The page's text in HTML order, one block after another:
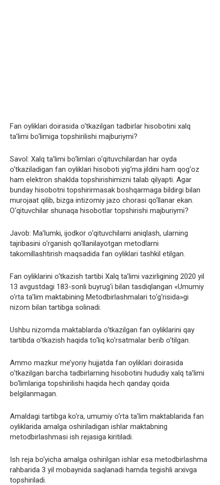
Fan oyliklari doirasida o‘tkazilgan tadbirlar hisobotini xalq
ta’limi bo‘limiga topshirilishi majburiymi?
Savol: Xalq ta’limi bo‘limlari o‘qituvchilardan har oyda
o‘tkaziladigan fan oyliklari hisoboti yig‘ma jildini ham qog‘oz
ham elektron shaklda topshirishimizni talab qilyapti. Agar
bunday hisobotni topshirirmasak boshqarmaga bildirgi bilan
murojaat qilib, bizga intizomiy jazo chorasi qo‘llanar ekan.
O‘qituvchilar shunaqa hisobotlar topshirishi majburiymi?
Javob: Ma’lumki, ijodkor o‘qituvchilarni aniqlash, ularning
tajribasini o‘rganish qo‘llanilayotgan metodlarni
takomillashtirish maqsadida fan oyliklari tashkil etilgan.
Fan oyliklarini o‘tkazish tartibi Xalq ta’limi vazirligining 2020 yil
13 avgustdagi 183-sonli buyrug‘i bilan tasdiqlangan «Umumiy
o‘rta ta’lim maktabining Metodbirlashmalari to‘g‘risida»gi
nizom bilan tartibga solinadi.
Ushbu nizomda maktablarda o‘tkazilgan fan oyliklarini qay
tartibda o‘tkazish haqida to‘liq ko‘rsatmalar berib o‘tilgan.
Ammo mazkur me’yoriy hujjatda fan oyliklari doirasida
o‘tkazilgan barcha tadbirlarning hisobotini hududiy xalq ta’limi
bo‘limlariga topshirilishi haqida hech qanday qoida
belgilanmagan.
Amaldagi tartibga ko‘ra, umumiy o‘rta ta’lim maktablarida fan
oyliklarida amalga oshiriladigan ishlar maktabning
metodbirlashmasi ish rejasiga kiritiladi.
Ish reja bo‘yicha amalga oshirilgan ishlar esa metodbirlashma
rahbarida 3 yil mobaynida saqlanadi hamda tegishli arxivga
topshiriladi.